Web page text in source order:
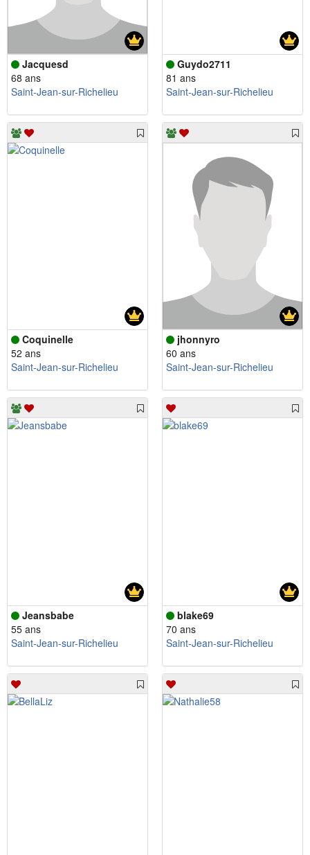
Jacquesd
68 ans
Saint-Jean-sur-Richelieu
Guydo2711
81 ans
Saint-Jean-sur-Richelieu
Coquinelle
52 ans
Saint-Jean-sur-Richelieu
jhonnyro
60 ans
Saint-Jean-sur-Richelieu
Jeansbabe
55 ans
Saint-Jean-sur-Richelieu
blake69
70 ans
Saint-Jean-sur-Richelieu